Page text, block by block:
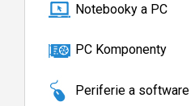
Notebooky a PC
PC Komponenty
Periferie a software